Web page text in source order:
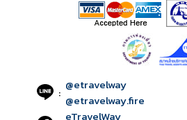
: @etravelway
@etravelway.fire
eTravelWay